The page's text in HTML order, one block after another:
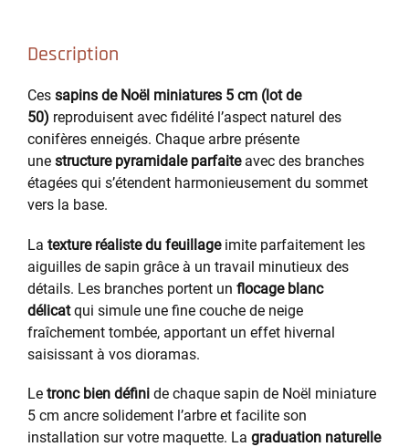
Description
Ces sapins de Noël miniatures 5 cm (lot de
50) reproduisent avec fidélité l’aspect naturel des
conifères enneigés. Chaque arbre présente
une structure pyramidale parfaiteavec des branches
étagées qui s’étendent harmonieusement du sommet
vers la base.
La texture réaliste du feuillageimite parfaitement les
aiguilles de sapin grâce à un travail minutieux des
détails. Les branches portent un flocage blanc
délicatqui simule une fine couche de neige
fraîchement tombée, apportant un effet hivernal
saisissant à vos dioramas.
Le tronc bien défini de chaque sapin de Noël miniature
5 cm ancre solidement l’arbre et facilite son
installation sur votre maquette. La graduation naturelle